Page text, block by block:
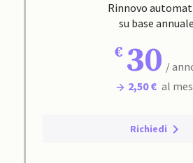
Rinnovo
su base annuale
30 /
2,50 € al
Richiedi